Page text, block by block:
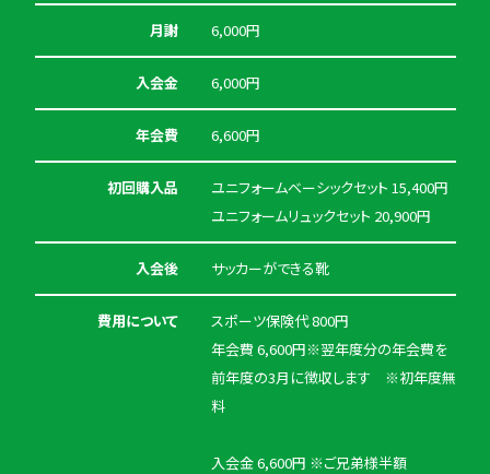
月謝 6,000円
入会金 6,000円
年会費 6,600円
初回購入品
ユニフォームベーシックセット 15,400円
ユニフォームリュックセット 20,900円
入会後 サッカーができる靴
費用について
スポーツ保険代 800円
年会費 6,600円※翌年度分の年会費を
前年度の3月に徴収します ※初年度無
料
入会金 6,600円 ※ご兄弟様半額